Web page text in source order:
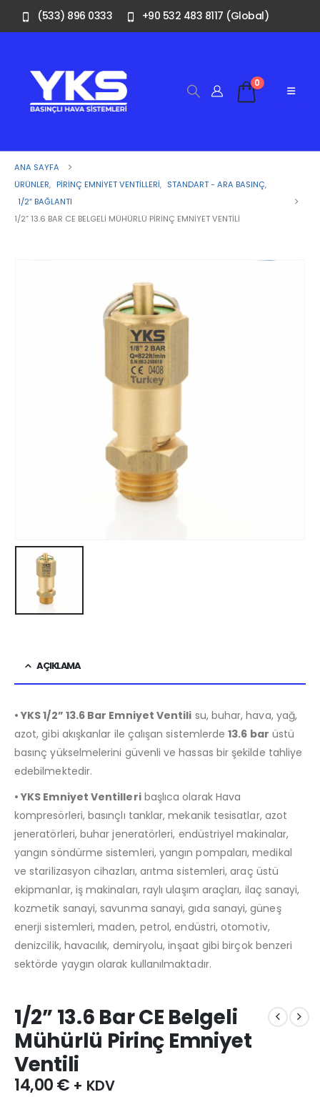
(533) 896 0333 +90 532 483 8117 (Global)
0
ANA SAYFA
ÜRÜNLER, PIRINÇ EMNIYET VENTILLERI, STANDART - ARA BASINÇ,
1/2″ BAĞLANTI
1/2” 13.6 BAR CE BELGELI MÜHÜRLÜ PIRINÇ EMNIYET VENTILI
AÇIKLAMA
• YKS 1/2” 13.6 Bar Emniyet Ventili su, buhar, hava, yağ,
azot, gibi akışkanlar ile çalışan sistemlerde13.6 bar üstü
basınç yükselmelerini güvenli ve hassas bir şekilde tahliye
edebilmektedir.
• YKS Emniyet Ventilleribaşlıca olarak Hava
kompresörleri, basınçlı tanklar, mekanik tesisatlar, azot
jeneratörleri, buhar jeneratörleri, endüstriyel makinalar,
yangın söndürme sistemleri, yangın pompaları, medikal
ve starilizasyon cihazları, arıtma sistemleri, araç üstü
ekipmanlar, iş makinaları, raylı ulaşım araçları, ilaç sanayi,
kozmetik sanayi, savunma sanayi, gıda sanayi, güneş
enerji sistemleri, maden, petrol, endüstri, otomotiv,
denizcilik, havacılık, demiryolu, inşaat gibi birçok benzeri
sektörde yaygın olarak kullanılmaktadır.
1/2” 13.6 Bar CE Belgeli
Mühürlü Pirinç Emniyet
Ventili
14,00€ + KDV